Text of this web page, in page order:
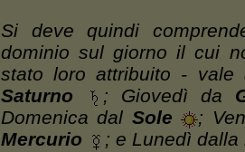
Si deve quindi
dominio sul giorno il cui
stato loro attribuito -
Saturno
; Giovedì da
Domenica dal Sole
;
Mercurio
; e Lunedì dalla